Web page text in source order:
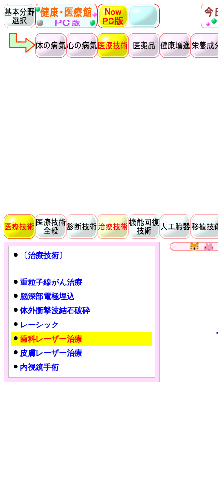
〔治療技術〕
重粒子線がん治療
脳深部電極埋込
体外衝撃波結石破砕
レーシック
歯科レーザー治療
皮膚レーザー治療
内視鏡手術